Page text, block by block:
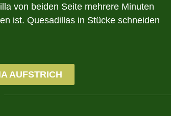
von beiden Seite mehrere Minuten
ist. Quesadillas in Stücke schneiden
AUFSTRICH